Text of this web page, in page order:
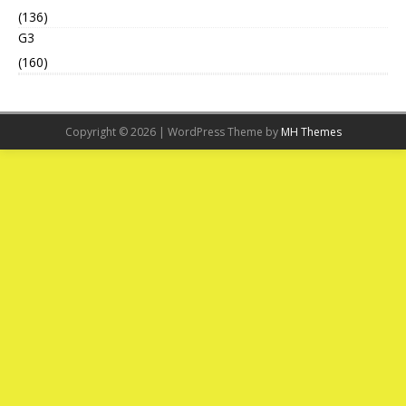
(136)
G3
(160)
Copyright © 2026 | WordPress Theme by MH Themes